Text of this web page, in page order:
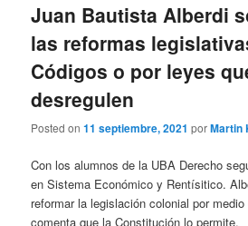
Juan Bautista Alberdi
las reformas
Códigos o por leyes
desregulen
Posted on11 septiembre, 2021 porMartin
Con los alumnos de la UBA Derecho
en Sistema Económico y Rentísitico.
reformar la legislación colonial por
comenta que la Constitución lo permite.